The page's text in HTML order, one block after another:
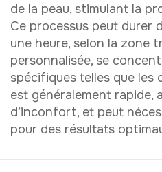
de la peau, stimulant la
Ce processus peut durer
une heure, selon la zone
personnalisée, se
spécifiques telles que les
est généralement rapide,
d’inconfort, et peut
pour des résultats